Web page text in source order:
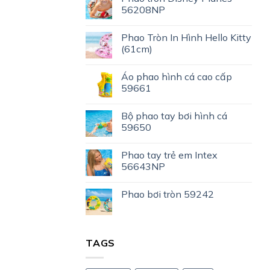
56208NP
Phao Tròn In Hình Hello Kitty
(61cm)
Áo phao hình cá cao cấp
59661
Bộ phao tay bơi hình cá
59650
Phao tay trẻ em Intex
56643NP
Phao bơi tròn 59242
TAGS